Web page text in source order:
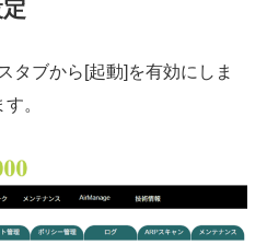
タブから[起動]を有効にしま
。